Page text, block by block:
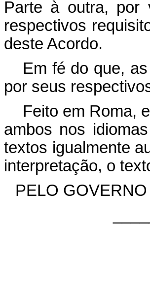
Parte à outra, por
respectivos
deste Acordo.
Em fé do que,
por seus
Feito em Roma,
ambos nos
textos igualmente
interpretação, o
PELO